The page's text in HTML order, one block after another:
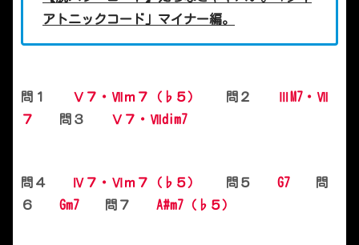
アトニックコード」マイナー編。
問１ Ⅴ７・Ⅶｍ７（♭５） 問２
ⅢM7・Ⅶ
７
問３ Ⅴ７・Ⅶdim7
問４ Ⅳ７・Ⅵｍ７（♭５） 問５ G7 問
６ Gm7 問７ A#m7（♭５）